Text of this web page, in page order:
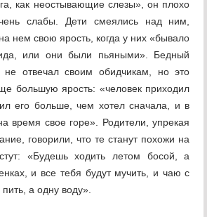
как неостывающие слезы», он плохо
слабы. Дети смеялись над ним,
нем свою ярость, когда у них «бывало
или они были пьяными». Бедный
не отвечал своим обидчикам, но это
большую ярость: «человек приходил
его больше, чем хотел сначала, и в
время свое горе». Родители, упрекая
говорили, что те станут похожи на
«Будешь ходить летом босой, а
и все тебя будут мучить, и чаю с
а одну воду».